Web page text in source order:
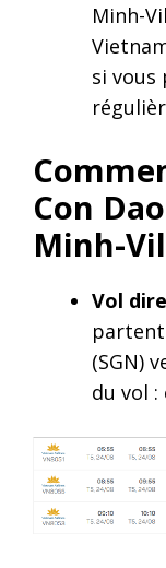
Minh-
si vous
Con
Minh-
Vol
partent
(SGN)
du vol :